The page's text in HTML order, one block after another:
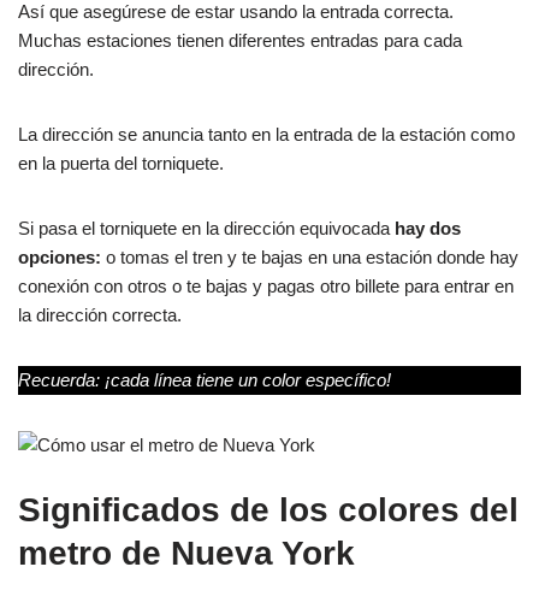
Así que asegúrese de estar usando la entrada correcta.
Muchas estaciones tienen diferentes entradas para cada
dirección.
La dirección se anuncia tanto en la entrada de la estación como
en la puerta del torniquete.
Si pasa el torniquete en la dirección equivocada hay dos
opciones: o tomas el tren y te bajas en una estación donde hay
conexión con otros o te bajas y pagas otro billete para entrar en
la dirección correcta.
Recuerda: ¡cada línea tiene un color específico!
Significados de los colores del
metro de Nueva York